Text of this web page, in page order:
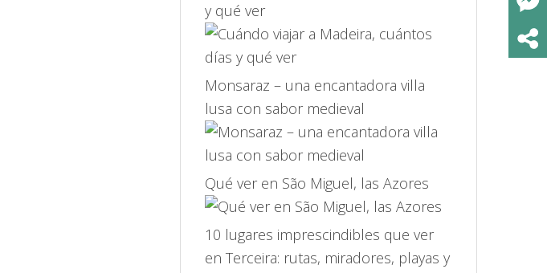
y qué ver
Monsaraz – una encantadora villa
lusa con sabor medieval
Qué ver en São Miguel, las Azores
10 lugares imprescindibles que ver
en Terceira: rutas, miradores, playas y